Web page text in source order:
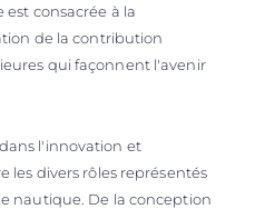
consacrée à la
de la contribution
qui façonnent l'avenir
l'innovation et
les divers rôles représentés
nautique. De la conception